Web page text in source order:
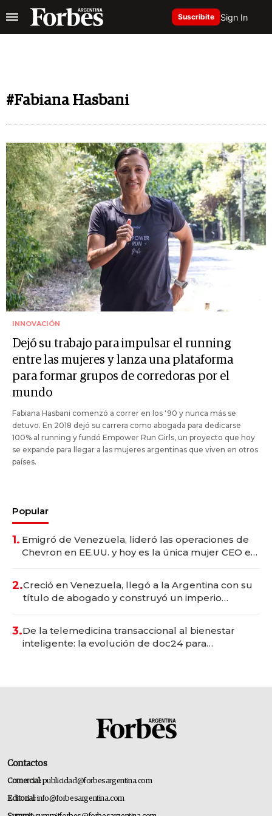
Suscribite Sign In
#Fabiana Hasbani
INNOVACIÓN
Dejó su trabajo para impulsar el running
entre las mujeres y lanza una plataforma
para formar grupos de corredoras por el
mundo
Fabiana Hasbani comenzó a correr en los '90 y nunca más se
detuvo. En 2018 dejó su carrera como abogada para dedicarse
100% al running y fundó Empower Run Girls, un proyecto que hoy
se expande para llegar a las mujeres argentinas que viven en otros
países.
Popular
1. Emigró de Venezuela, lideró las operaciones de
Chevron en EE.UU. y hoy es la única mujer CEO en
2.Creció en Venezuela, llegó a la Argentina con su
título de abogado y construyó un imperio
3.De la telemedicina transaccional al bienestar
inteligente: la evolución de doc24 para
Contactos
Comercial:publicidad@forbesargentina.com
Editorial:info@forbesargentina.com